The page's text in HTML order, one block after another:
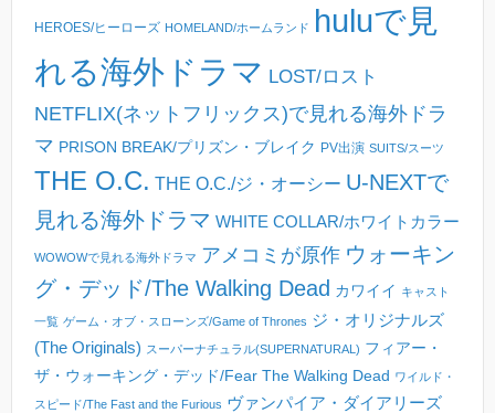
HEROES/ヒーローズ HOMELAND/ホームランド huluで見
れる海外ドラマ LOST/ロスト
NETFLIX(ネットフリックス)で見れる海外ドラ
マ PRISON BREAK/プリズン・ブレイク PV出演 SUITS/スーツ
THE O.C. THE O.C./ジ・オーシー U-NEXTで
見れる海外ドラマ WHITE COLLAR/ホワイトカラー
WOWOWで見れる海外ドラマ アメコミが原作 ウォーキン
グ・デッド/The Walking Dead カワイイ キャスト
一覧 ゲーム・オブ・スローンズ/Game of Thrones ジ・オリジナルズ
(The Originals) スーパーナチュラル(SUPERNATURAL) フィアー・
ザ・ウォーキング・デッド/Fear The Walking Dead ワイルド・
スピード/The Fast and the Furious ヴァンパイア・ダイアリーズ